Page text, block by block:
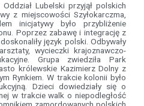
Lubelski przyjął polskich
z miejscowości Szyłokarczma,
inicjatywy było przybliżenie
Poprzez zabawę i integrację z
język polski. Odbywały
wycieczki krajoznawczo-
Grupa zwiedziła Park
królewskie Kazimierz Dolny z
Rynkiem. W trakcie kolonii było
Dzieci dowiedziały się o
w trakcie walk o niepodległość